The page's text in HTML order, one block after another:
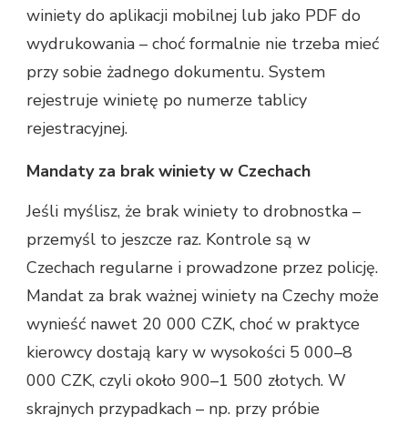
winiety do aplikacji mobilnej lub jako PDF do
wydrukowania – choć formalnie nie trzeba mieć
przy sobie żadnego dokumentu. System
rejestruje winietę po numerze tablicy
rejestracyjnej.
Mandaty za brak winiety w Czechach
Jeśli myślisz, że brak winiety to drobnostka –
przemyśl to jeszcze raz. Kontrole są w
Czechach regularne i prowadzone przez policję.
Mandat za brak ważnej winiety na Czechy może
wynieść nawet 20 000 CZK, choć w praktyce
kierowcy dostają kary w wysokości 5 000–8
000 CZK, czyli około 900–1 500 złotych. W
skrajnych przypadkach – np. przy próbie